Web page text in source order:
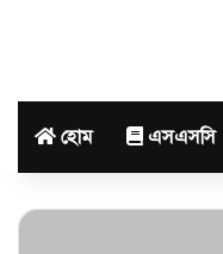
হোম এসএসসি